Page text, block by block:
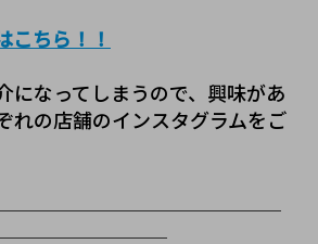
こちら！！
になってしまうので、興味があ
れの店舗のインスタグラムをご